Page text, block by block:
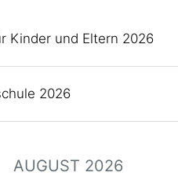
Kinder und Eltern 2026
2026
AUGUST 2026